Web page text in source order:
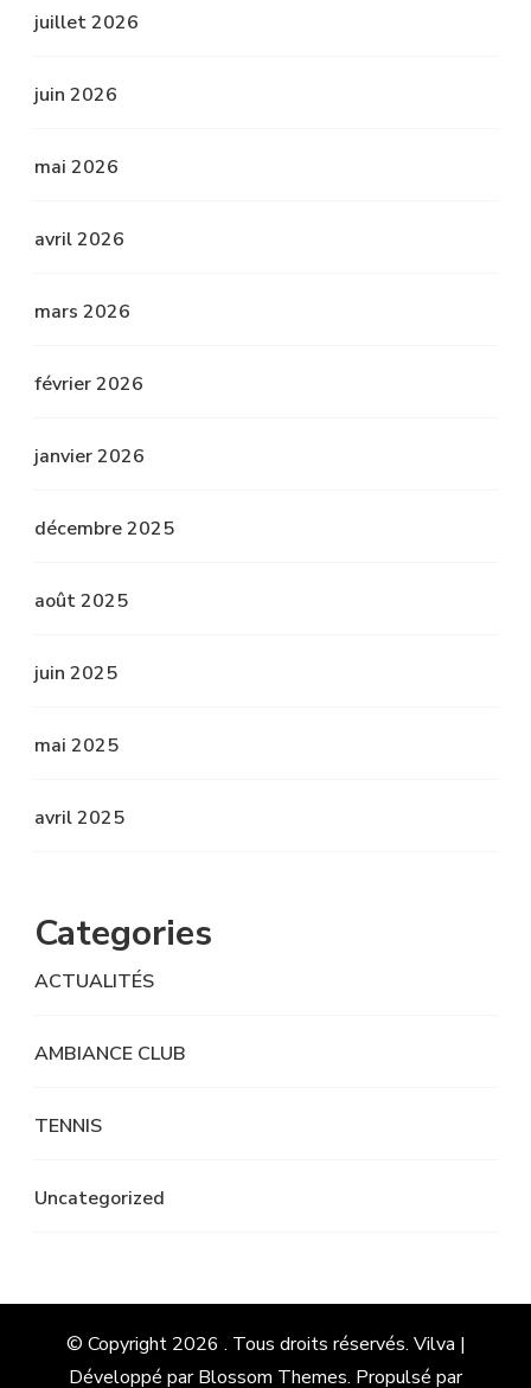
juillet 2026
juin 2026
mai 2026
avril 2026
mars 2026
février 2026
janvier 2026
décembre 2025
août 2025
juin 2025
mai 2025
avril 2025
Categories
ACTUALITÉS
AMBIANCE CLUB
TENNIS
Uncategorized
© Copyright 2026 . Tous droits réservés. Vilva |
Développé parBlossom Themes. Propulsé par